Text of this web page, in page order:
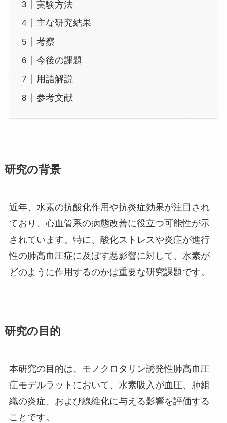
実験方法
主な研究結果
考察
今後の課題
用語解説
参考文献
研究の背景
近年、水素の抗酸化作用や抗炎症効果が注目され
ており、心血管系の病態改善に役立つ可能性が示
されています。特に、酸化ストレスや炎症が進行
性の肺高血圧症に及ぼす悪影響に対して、水素が
どのように作用するのかは重要な研究課題です。
研究の目的
本研究の目的は、モノクロタリン誘発性肺高血圧
症モデルラットにおいて、水素吸入が血圧、肺組
織の炎症、および線維化に与える影響を評価する
ことです。